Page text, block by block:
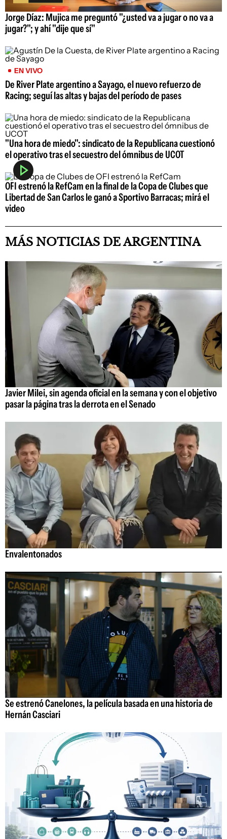
Jorge Díaz: Mujica me preguntó "¿usted va a jugar o no va a
jugar?"; y ahí "dije que sí"
EN VIVO
De River Plate argentino a Sayago, el nuevo refuerzo de
Racing; seguí las altas y bajas del período de pases
"Una hora de miedo": sindicato de la Republicana cuestionó
el operativo tras el secuestro del ómnibus de UCOT
OFI estrenó la RefCam en la final de la Copa de Clubes que
Libertad de San Carlos le ganó a Sportivo Barracas; mirá el
video
MÁS NOTICIAS DE ARGENTINA
Javier Milei, sin agenda oficial en la semana y con el objetivo
pasar la página tras la derrota en el Senado
Envalentonados
Se estrenó Canelones, la película basada en una historia de
Hernán Casciari